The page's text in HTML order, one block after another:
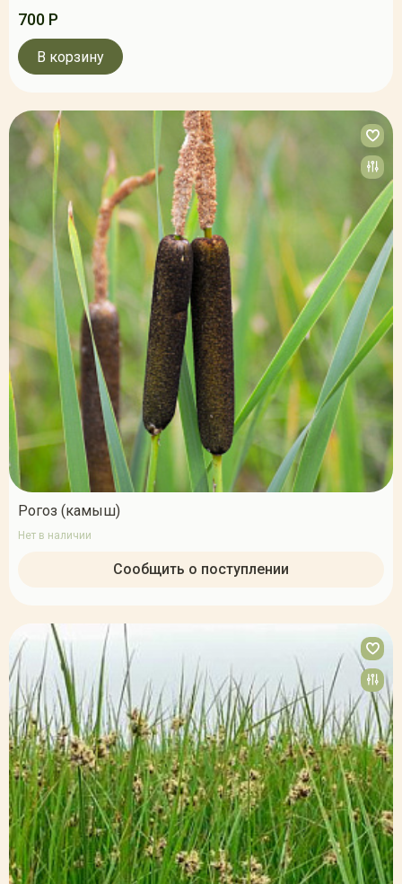
700 Р
В корзину
Рогоз (камыш)
Нет в наличии
Сообщить о поступлении